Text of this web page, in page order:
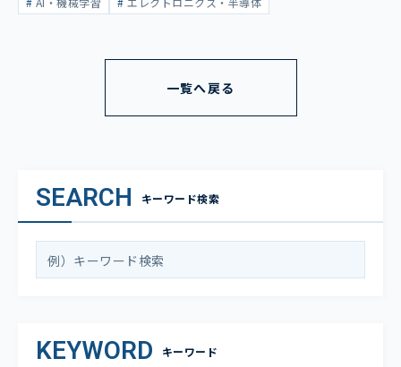
一覧へ戻る
SEARCH キーワード検索
KEYWORD キーワード